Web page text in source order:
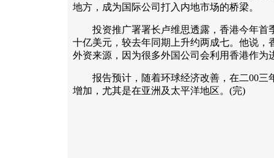
地方，成为国际公司打入内地市场的桥梁。
投资推广署署长卢维思透露，香港今年首
十亿美元，较去年同期上升约两成七。他说，
外资来源，因为很多外国公司会利用香港作为
报告预计，随着环球经济改善，在二00三
增加，尤其是在亚洲及太平洋地区。(完)